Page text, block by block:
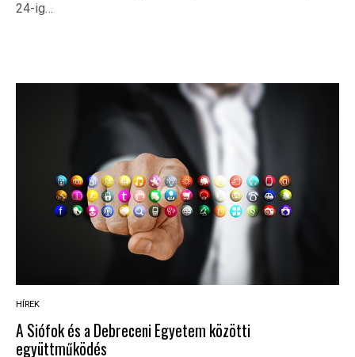
24-ig…
HÍREK
A Siófok és a Debreceni Egyetem közötti
együttműködés